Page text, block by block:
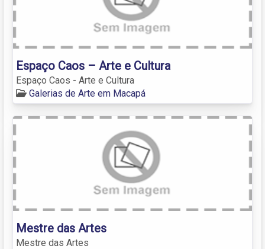
Espaço Caos – Arte e Cultura
Espaço Caos - Arte e Cultura
Galerias de Arte em Macapá
Mestre das Artes
Mestre das Artes